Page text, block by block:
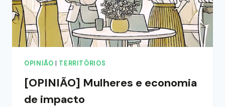
OPINIÃO TERRITÓRIOS
[OPINIÃO] Mulheres e economia
de impacto